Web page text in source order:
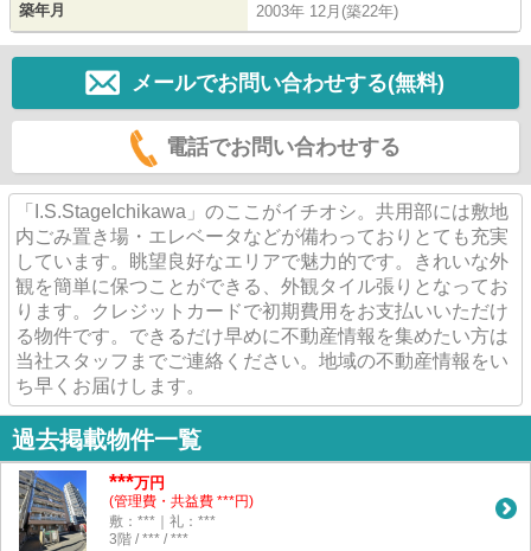
築年月 2003年 12月(築22年)
メールでお問い合わせする(無料)
電話でお問い合わせする
「I.S.StageIchikawa」のここがイチオシ。共用部には敷地
内ごみ置き場・エレベータなどが備わっておりとても充実
しています。眺望良好なエリアで魅力的です。きれいな外
観を簡単に保つことができる、外観タイル張りとなってお
ります。クレジットカードで初期費用をお支払いいただけ
る物件です。できるだけ早めに不動産情報を集めたい方は
当社スタッフまでご連絡ください。地域の不動産情報をい
ち早くお届けします。
過去掲載物件一覧
***万円
(管理費・共益費 ***円)
敷：***｜礼：***
3階 / *** / ***